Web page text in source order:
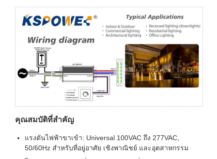
คุณสมบัติที่สำคัญ
แรงดันไฟฟ้าขาเข้า: Universal 100VAC ถึง 277VAC,
50/60Hz สำหรับที่อยู่อาศัย เชิงพาณิชย์ และอุตสาหกรรม